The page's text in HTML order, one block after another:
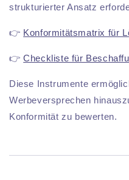
strukturierter Ansatz
👉 Konformitätsmatrix für
👉Checkliste für
Diese Instrumente
Werbeversprechen
Konformität zu bewerten.